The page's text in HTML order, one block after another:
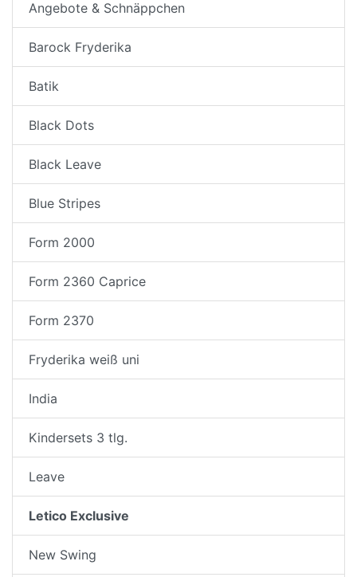
Angebote & Schnäppchen
Barock Fryderika
Batik
Black Dots
Black Leave
Blue Stripes
Form 2000
Form 2360 Caprice
Form 2370
Fryderika weiß uni
India
Kindersets 3 tlg.
Leave
Letico Exclusive
New Swing